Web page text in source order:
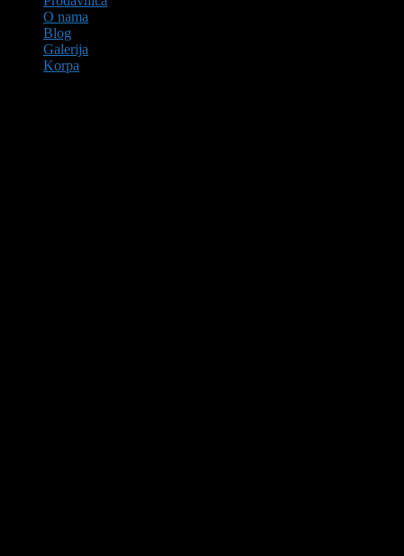
O nama
Blog
Galerija
Korpa